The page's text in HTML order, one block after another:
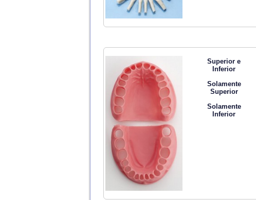
Superior e
Inferior
Solamente
Superior
Solamente
Inferior